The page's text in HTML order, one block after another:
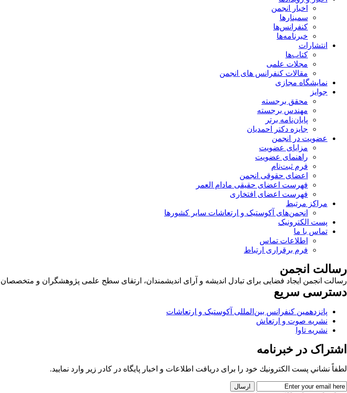
اخبار انجمن
سمینارها
کنفرانس‌ها
خبرنامه‌ها
انتشارات
کتاب‌ها
مجلات علمی
مقالات کنفرانس های انجمن
نمایشگاه مجازی
جوایز
محقق برجسته
مهندس برجسته
پایان‌نامه برتر
جایزه دکتر احمدیان
عضویت در انجمن
مزایای عضویت
راهنمای عضویت
فرم ثبت‌نام
اعضای حقوقی انجمن
فهرست اعضای حقیقی مادام‌ العمر
فهرست اعضای افتخاری
مراکز مرتبط
انجمن‌های آکوستیک و ارتعاشات سایر کشورها
پست الکترونیک
تماس با ما
اطلاعات تماس
فرم برقراری ارتباط
رسالت انجمن
رسالت انجمن ایجاد فضایی برای تبادل اندیشه و آرای اندیشمندان، ارتقای سطح علمی پژوهشگران و
دسترسی سریع
پانزدهمین کنفرانس بین‌المللی آکوستیک و ارتعاشات
نشریه صوت و ارتعاش
نشریه تاوا
اشتراک در خبرنامه
لطفاً نشاني پست الكترونيك خود را برای دريافت اطلاعات و اخبار پايگاه در كادر زير وارد نمایید.